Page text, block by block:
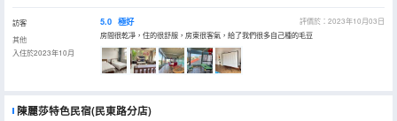
訪客
其他
入住於2023年10月
5.0 極好
評價於：2023年10月03日
房間很乾凈，住的很舒服，房東很客氣，給了我們很多自己種的毛豆
陳麗莎特色民宿(民東路分店)